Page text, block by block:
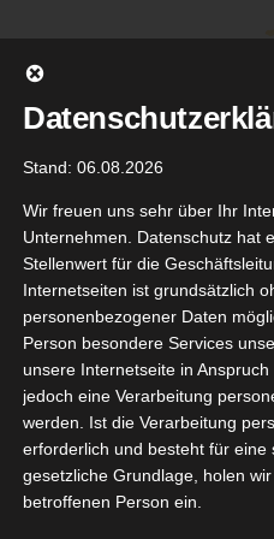
springen
Gehe zu ...
Stand: 06.08.2026
Wir freuen uns sehr über Ihr
Unternehmen. Datenschutz hat
Stellenwert für die
Internetseiten ist grundsätzlich
personenbezogener Daten
Person besondere Services
unsere Internetseite in
jedoch eine Verarbeitung
werden. Ist die Verarbeitung
erforderlich und besteht für eine
gesetzliche Grundlage, holen
betroffenen Person ein.